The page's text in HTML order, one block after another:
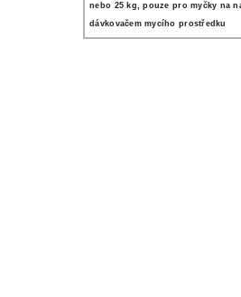
nebo 25 kg, pouze pro myčky na
dávkovačem mycího prostředku